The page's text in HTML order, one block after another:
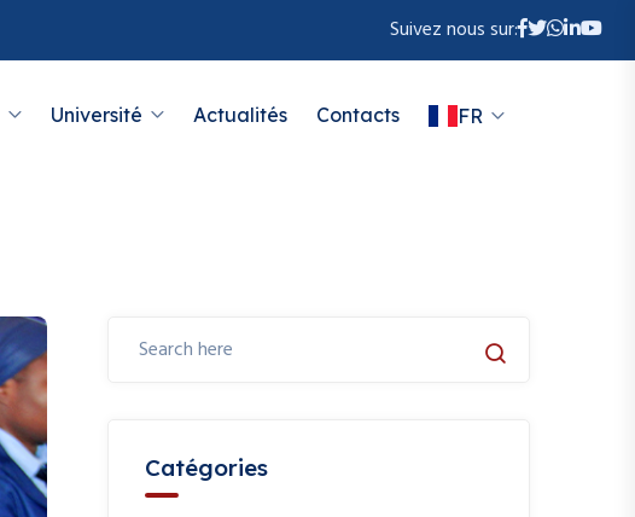
Suivez nous sur:
Université Actualités Contacts FR
Catégories